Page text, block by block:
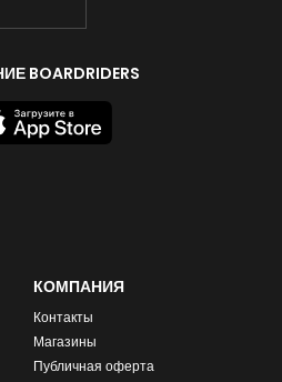
BOARDRIDERS
КОМПАНИЯ
Контакты
Магазины
Публичная оферта